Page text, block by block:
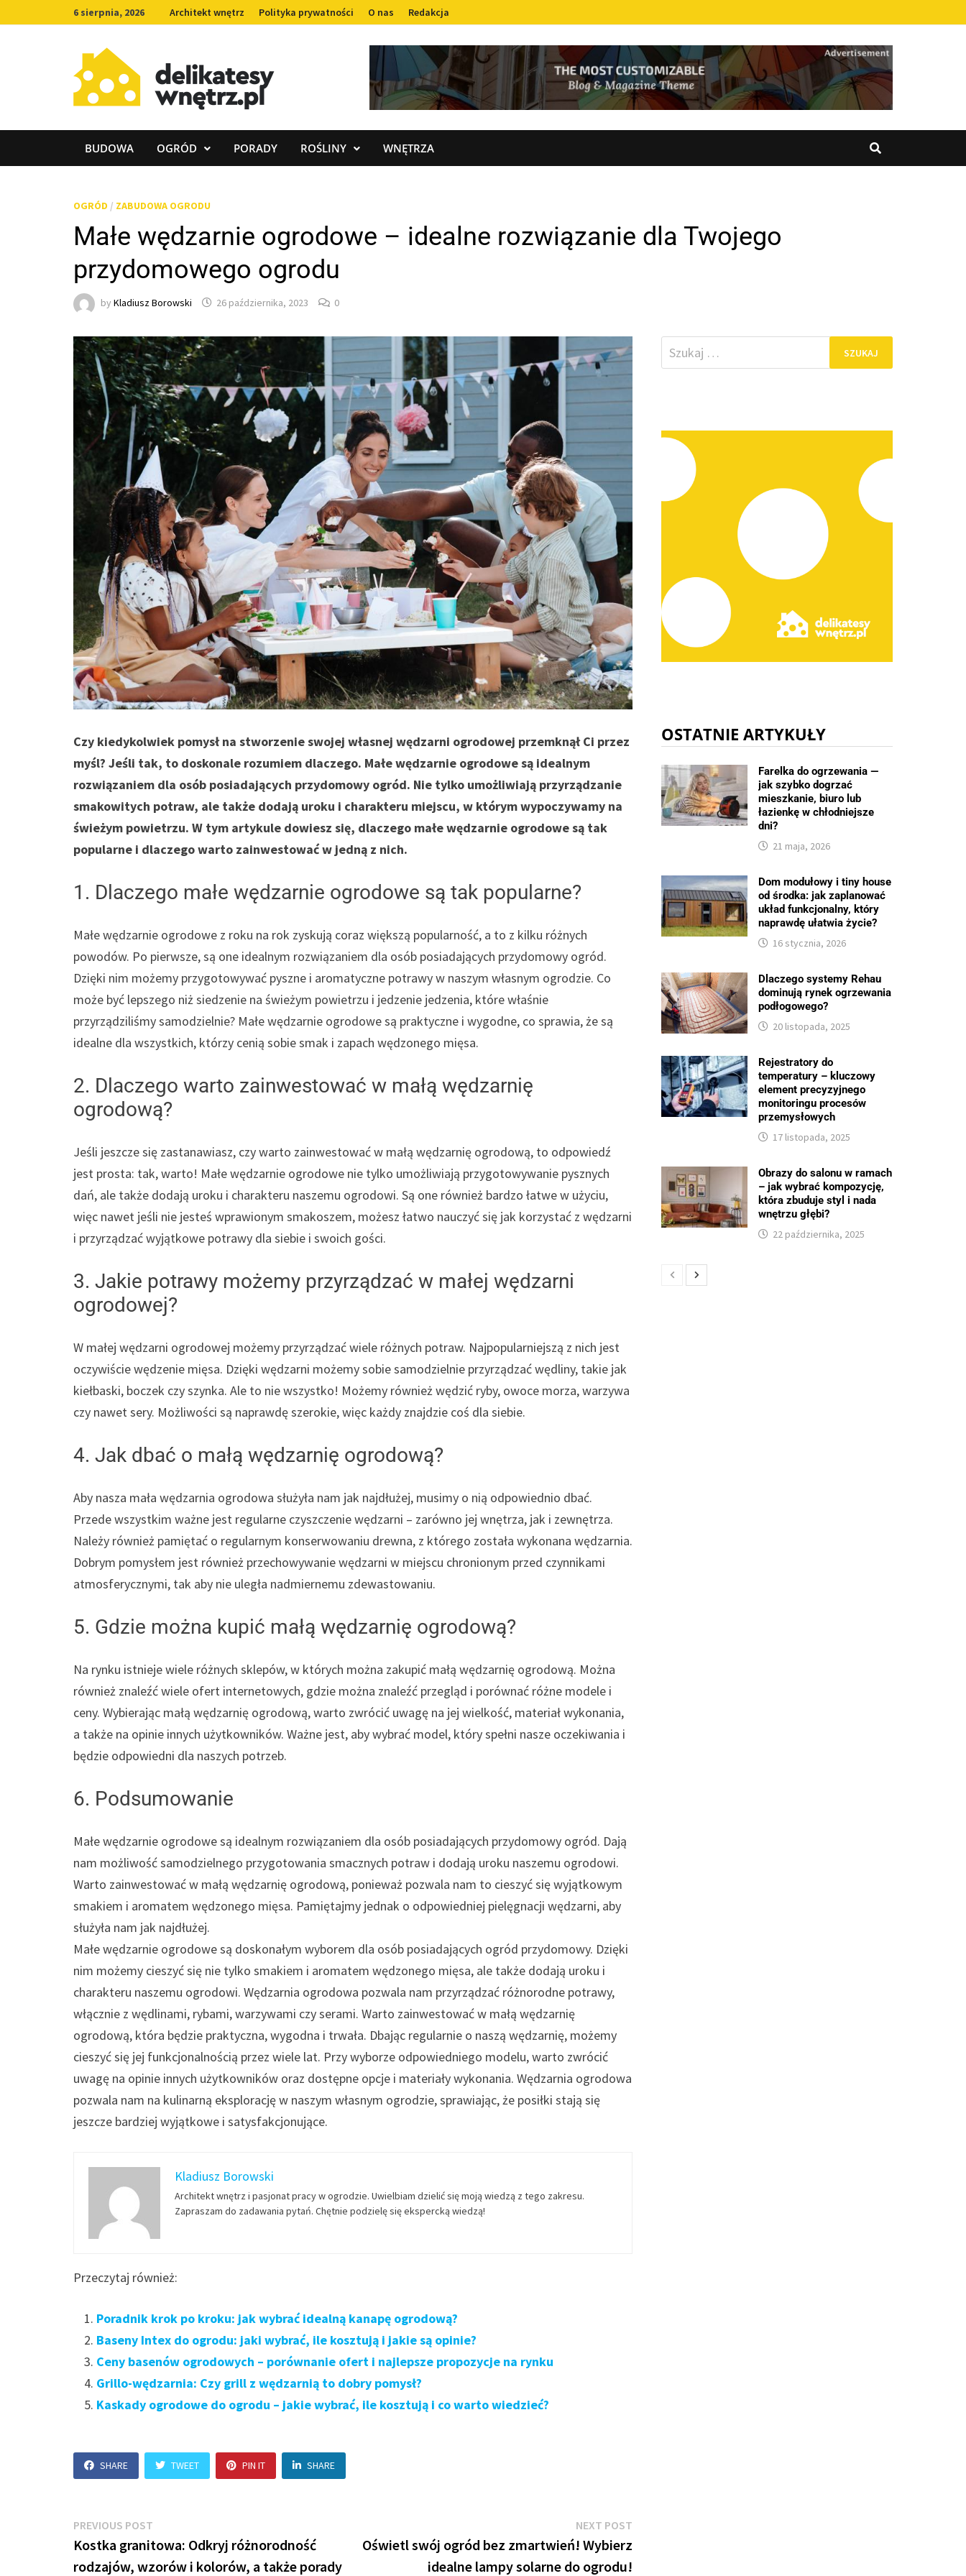
to
6 sierpnia, 2026 Architekt wnętrz Polityka prywatności O nas Redakcja
BUDOWA OGRÓD PORADY ROŚLINY WNĘTRZA
OGRÓD / ZABUDOWA OGRODU
Małe wędzarnie ogrodowe – idealne rozwiązanie dla Twojego
przydomowego ogrodu
by Kladiusz Borowski 26 października, 2023 0
Czy kiedykolwiek pomysł na stworzenie swojej własnej wędzarni ogrodowej przemknął Ci przez
myśl? Jeśli tak, to doskonale rozumiem dlaczego. Małe wędzarnie ogrodowe są idealnym
rozwiązaniem dla osób posiadających przydomowy ogród. Nie tylko umożliwiają przyrządzanie
smakowitych potraw, ale także dodają uroku i charakteru miejscu, w którym wypoczywamy na
świeżym powietrzu. W tym artykule dowiesz się, dlaczego małe wędzarnie ogrodowe są tak
popularne i dlaczego warto zainwestować w jedną z nich.
1. Dlaczego małe wędzarnie ogrodowe są tak popularne?
Małe wędzarnie ogrodowe z roku na rok zyskują coraz większą popularność, a to z kilku różnych
powodów. Po pierwsze, są one idealnym rozwiązaniem dla osób posiadających przydomowy ogród.
Dzięki nim możemy przygotowywać pyszne i aromatyczne potrawy w naszym własnym ogrodzie. Co
może być lepszego niż siedzenie na świeżym powietrzu i jedzenie jedzenia, które właśnie
przyrządziliśmy samodzielnie? Małe wędzarnie ogrodowe są praktyczne i wygodne, co sprawia, że są
idealne dla wszystkich, którzy cenią sobie smak i zapach wędzonego mięsa.
2. Dlaczego warto zainwestować w małą wędzarnię
ogrodową?
Jeśli jeszcze się zastanawiasz, czy warto zainwestować w małą wędzarnię ogrodową, to odpowiedź
jest prosta: tak, warto! Małe wędzarnie ogrodowe nie tylko umożliwiają przygotowywanie pysznych
dań, ale także dodają uroku i charakteru naszemu ogrodowi. Są one również bardzo łatwe w użyciu,
więc nawet jeśli nie jesteś wprawionym smakoszem, możesz łatwo nauczyć się jak korzystać z wędzarni
i przyrządzać wyjątkowe potrawy dla siebie i swoich gości.
3. Jakie potrawy możemy przyrządzać w małej wędzarni
ogrodowej?
W małej wędzarni ogrodowej możemy przyrządzać wiele różnych potraw. Najpopularniejszą z nich jest
oczywiście wędzenie mięsa. Dzięki wędzarni możemy sobie samodzielnie przyrządzać wędliny, takie jak
kiełbaski, boczek czy szynka. Ale to nie wszystko! Możemy również wędzić ryby, owoce morza, warzywa
czy nawet sery. Możliwości są naprawdę szerokie, więc każdy znajdzie coś dla siebie.
4. Jak dbać o małą wędzarnię ogrodową?
Aby nasza mała wędzarnia ogrodowa służyła nam jak najdłużej, musimy o nią odpowiednio dbać.
Przede wszystkim ważne jest regularne czyszczenie wędzarni – zarówno jej wnętrza, jak i zewnętrza.
Należy również pamiętać o regularnym konserwowaniu drewna, z którego została wykonana wędzarnia.
Dobrym pomysłem jest również przechowywanie wędzarni w miejscu chronionym przed czynnikami
atmosferycznymi, tak aby nie uległa nadmiernemu zdewastowaniu.
5. Gdzie można kupić małą wędzarnię ogrodową?
Na rynku istnieje wiele różnych sklepów, w których można zakupić małą wędzarnię ogrodową. Można
również znaleźć wiele ofert internetowych, gdzie można znaleźć przegląd i porównać różne modele i
ceny. Wybierając małą wędzarnię ogrodową, warto zwrócić uwagę na jej wielkość, materiał wykonania,
a także na opinie innych użytkowników. Ważne jest, aby wybrać model, który spełni nasze oczekiwania i
będzie odpowiedni dla naszych potrzeb.
6. Podsumowanie
Małe wędzarnie ogrodowe są idealnym rozwiązaniem dla osób posiadających przydomowy ogród. Dają
nam możliwość samodzielnego przygotowania smacznych potraw i dodają uroku naszemu ogrodowi.
Warto zainwestować w małą wędzarnię ogrodową, ponieważ pozwala nam to cieszyć się wyjątkowym
smakiem i aromatem wędzonego mięsa. Pamiętajmy jednak o odpowiedniej pielęgnacji wędzarni, aby
służyła nam jak najdłużej.
Małe wędzarnie ogrodowe są doskonałym wyborem dla osób posiadających ogród przydomowy. Dzięki
nim możemy cieszyć się nie tylko smakiem i aromatem wędzonego mięsa, ale także dodają uroku i
charakteru naszemu ogrodowi. Wędzarnia ogrodowa pozwala nam przyrządzać różnorodne potrawy,
włącznie z wędlinami, rybami, warzywami czy serami. Warto zainwestować w małą wędzarnię
ogrodową, która będzie praktyczna, wygodna i trwała. Dbając regularnie o naszą wędzarnię, możemy
cieszyć się jej funkcjonalnością przez wiele lat. Przy wyborze odpowiedniego modelu, warto zwrócić
uwagę na opinie innych użytkowników oraz dostępne opcje i materiały wykonania. Wędzarnia ogrodowa
pozwala nam na kulinarną eksplorację w naszym własnym ogrodzie, sprawiając, że posiłki stają się
jeszcze bardziej wyjątkowe i satysfakcjonujące.
Kladiusz Borowski
Architekt wnętrz i pasjonat pracy w ogrodzie. Uwielbiam dzielić się moją wiedzą z tego zakresu.
Zapraszam do zadawania pytań. Chętnie podzielę się ekspercką wiedzą!
Przeczytaj również:
Poradnik krok po kroku: jak wybrać idealną kanapę ogrodową?
Baseny Intex do ogrodu: jaki wybrać, ile kosztują i jakie są opinie?
Ceny basenów ogrodowych – porównanie ofert i najlepsze propozycje na rynku
Grillo-wędzarnia: Czy grill z wędzarnią to dobry pomysł?
Kaskady ogrodowe do ogrodu – jakie wybrać, ile kosztują i co warto wiedzieć?
SHARE TWEET PIN IT SHARE
Nawigacja
wpisu
PREVIOUS POST
post:
Kostka granitowa: Odkryj różnorodność
rodzajów, wzorów i kolorów, a także porady
NEXT POST
Oświetl swój ogród bez zmartwień! Wybierz
idealne lampy solarne do ogrodu!
Szukaj:
OSTATNIE ARTYKUŁY
Farelka do ogrzewania —
jak szybko dogrzać
mieszkanie, biuro lub
łazienkę w chłodniejsze
dni?
21 maja, 2026
Dom modułowy i tiny house
od środka: jak zaplanować
układ funkcjonalny, który
naprawdę ułatwia życie?
16 stycznia, 2026
Dlaczego systemy Rehau
dominują rynek ogrzewania
podłogowego?
20 listopada, 2025
Rejestratory do
temperatury – kluczowy
element precyzyjnego
monitoringu procesów
przemysłowych
17 listopada, 2025
Obrazy do salonu w ramach
– jak wybrać kompozycję,
która zbuduje styl i nada
wnętrzu głębi?
22 października, 2025